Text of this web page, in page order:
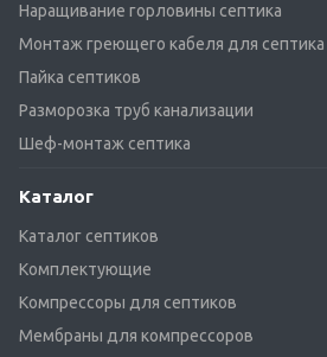
Наращивание горловины септика
Монтаж греющего кабеля для септика
Пайка септиков
Разморозка труб канализации
Шеф-монтаж септика
Каталог
Каталог септиков
Комплектующие
Компрессоры для септиков
Мембраны для компрессоров